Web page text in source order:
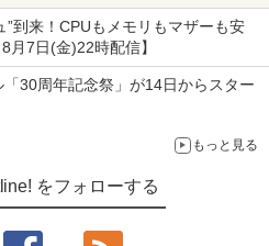
”到来！CPUもメモリもマザーも安
月7日(金)22時配信】
30周年記念祭」が14日からスター
もっと見る
をフォローする